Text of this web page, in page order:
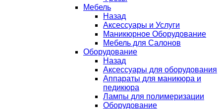
Мебель
Назад
Аксессуары и Услуги
Маникюрное Оборудование
Мебель для Салонов
Оборудование
Назад
Аксессуары для оборудования
Аппараты для маникюра и
педикюра
Лампы для полимеризации
Оборудование